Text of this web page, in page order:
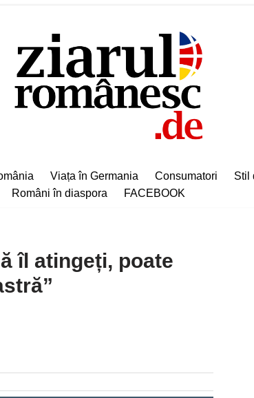
Viața în Germania Consumatori Stil
Români în diaspora FACEBOOK
îl atingeți, poate